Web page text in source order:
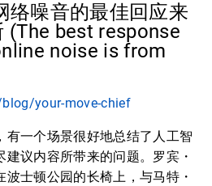
络噪音的最佳回应来
(The best response
noise is from
your-move-chief
有一个场景很好地总结了人工智
议内容所带来的问题。罗宾・
士顿公园的长椅上，与马特・